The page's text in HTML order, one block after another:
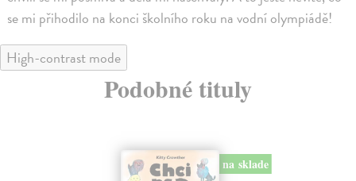
se mi přihodilo na konci školního roku na vodní olympiádě!
High-contrast mode
Podobné tituly
na sklade